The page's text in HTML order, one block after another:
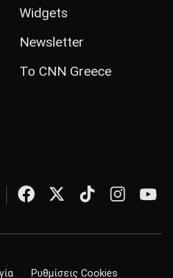
Widgets
Newsletter
Το CNN Greece
Ρυθμίσεις Cookies